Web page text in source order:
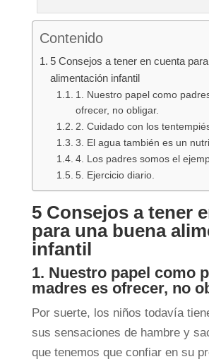
Contenido
5 Consejos a tener en cuenta
alimentación infantil
1. Nuestro papel como
ofrecer, no obligar.
2. Cuidado con los
3. El agua también es un
4. Los padres somos el
5. Ejercicio diario.
5 Consejos a tener
para una buena
infantil
1. Nuestro papel como
madres es ofrecer, no
Por suerte, los niños todavía
sus sensaciones de hambre y
que tenemos que confiar en su